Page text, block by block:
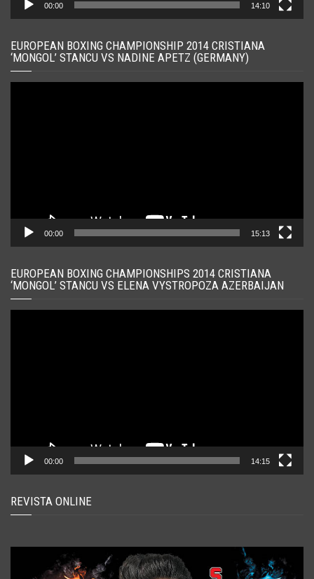
00:00 14:10
EUROPEAN BOXING CHAMPIONSHIP 2014 CRISTIANA
‘MONGOL’ STANCU VS NADINE APETZ (GERMANY)
00:00 15:13
EUROPEAN BOXING CHAMPIONSHIPS 2014 CRISTIANA
‘MONGOL’ STANCU VS ELENA VYSTROPOZA AZERBAIJAN
00:00 14:15
REVISTA ONLINE